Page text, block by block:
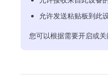
允许发送粘贴板到此
您可以根据需要开启或